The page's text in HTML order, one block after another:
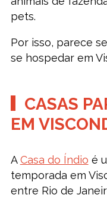
pets.
Por isso, parece
se hospedar em
CASAS
EM
ACasa do Índio é
temporada em
entre Rio de